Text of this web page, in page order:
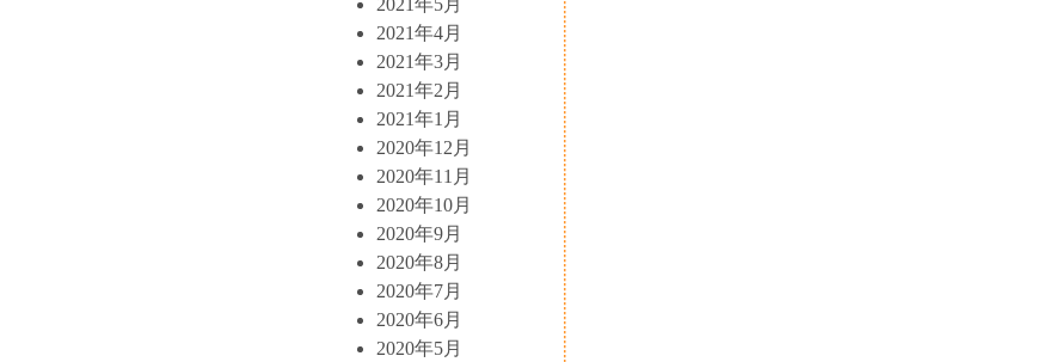
2021年5月
2021年4月
2021年3月
2021年2月
2021年1月
2020年12月
2020年11月
2020年10月
2020年9月
2020年8月
2020年7月
2020年6月
2020年5月